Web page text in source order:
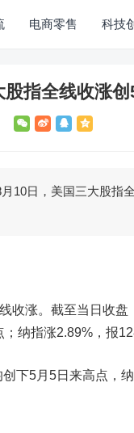
电商零售 科技
指全线收涨
，美国三大股指全
涨。截至当日收盘
纳指涨2.89%，报
5月5日来高点，